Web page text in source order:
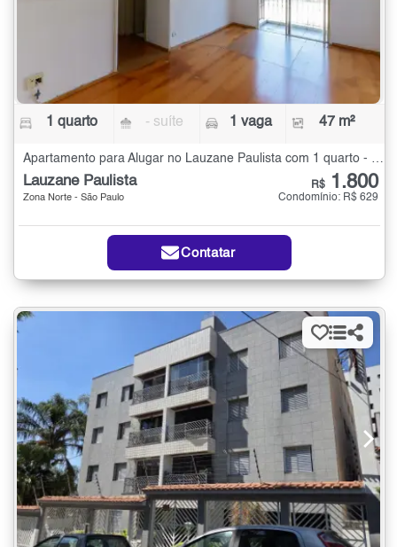
1 quarto - suíte 1 vaga 47 m²
Apartamento para Alugar no Lauzane Paulista com 1 quarto - 47 m²
Lauzane Paulista
Zona Norte - São Paulo
R$ 1.800
Condomínio: R$ 629
Contatar